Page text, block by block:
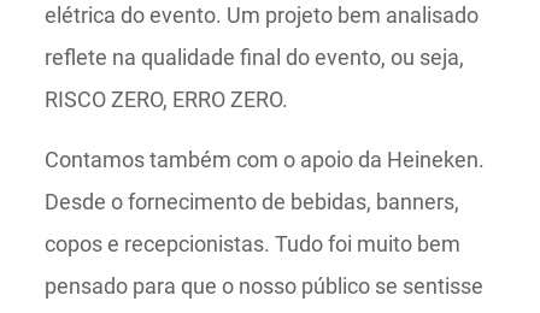
elétrica do evento. Um projeto bem analisado
reflete na qualidade final do evento, ou seja,
RISCO ZERO, ERRO ZERO.
Contamos também com o apoio da Heineken.
Desde o fornecimento de bebidas, banners,
copos e recepcionistas. Tudo foi muito bem
pensado para que o nosso público se sentisse